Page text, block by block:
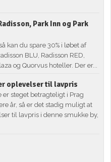
Park Inn og Park
kan du spare 30% i løbet af
BLU, Radisson RED,
og Quorvus hoteller. Der er...
oplevelser til lavpris
er steget betragteligt i Prag
år, så er det stadig muligt at
til lavpris i denne smukke by,